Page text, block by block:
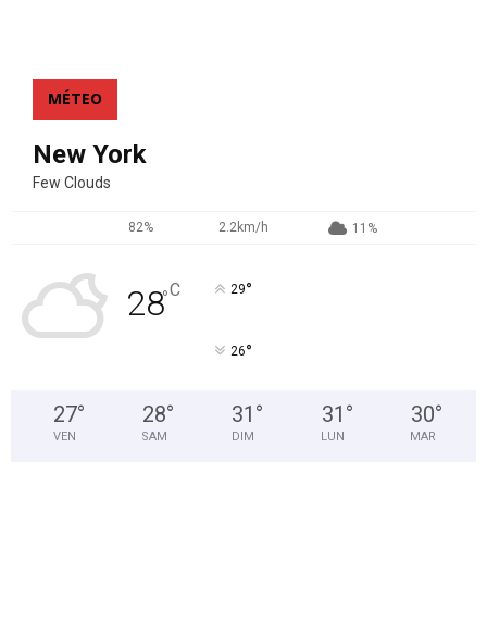
MÉTEO
New York
Few Clouds
82% 2.2km/h 11%
28°C 29°
26°
27°
VEN
28°
SAM
31 °
DIM
31 °
LUN
30°
MAR